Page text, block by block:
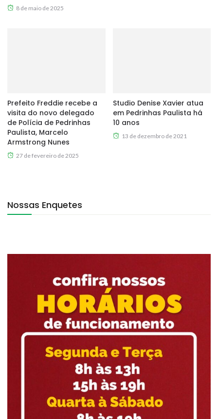
8 de maio de 2025
Prefeito Freddie recebe a
visita do novo delegado
de Polícia de Pedrinhas
Paulista, Marcelo
Armstrong Nunes
27 de fevereiro de 2025
Studio Denise Xavier atua
em Pedrinhas Paulista há
10 anos
13 de dezembro de 2021
Nossas Enquetes